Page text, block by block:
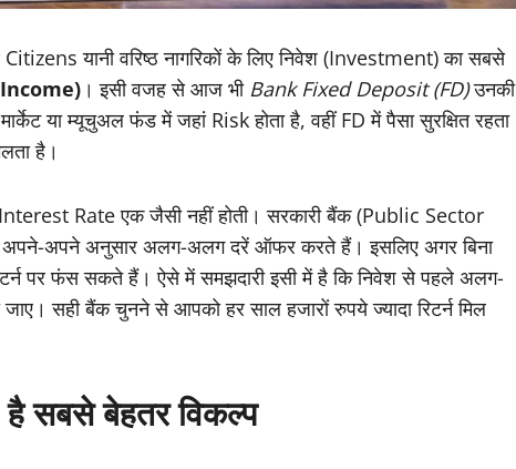
यानी वरिष्ठ नागरिकों के लिए निवेश (Investment) का सबसे
Income) । इसी वजह से आज भी Bank Fixed Deposit (FD)उनकी
या म्यूचुअल फंड में जहां Risk होता है, वहीं FD में पैसा सुरक्षित रहता
है।
Interest Rate एक जैसी नहीं होती। सरकारी बैंक (Public Sector
अपने अनुसार अलग-अलग दरें ऑफर करते हैं। इसलिए अगर बिना
पर फंस सकते हैं। ऐसे में समझदारी इसी में है कि निवेश से पहले अलग-
सही बैंक चुनने से आपको हर साल हजारों रुपये ज्यादा रिटर्न मिल
है सबसे बेहतर विकल्प